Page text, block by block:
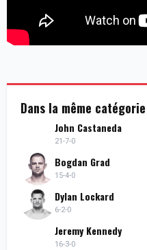
Dans la même catégorie
John Castaneda
21-7-0
Bogdan Grad
15-4-0
Dylan Lockard
6-2-0
Jeremy Kennedy
16-3-0